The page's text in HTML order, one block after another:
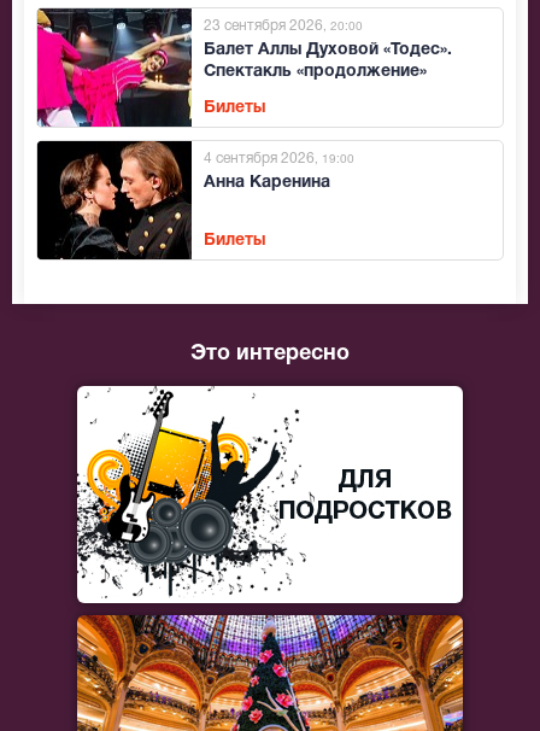
Балет Аллы Духовой «Тодес».
Спектакль «продолжение»
23 сентября 2026 , 20:00
Билеты
Анна Каренина
4 сентября 2026 , 19:00
Билеты
Это интересно